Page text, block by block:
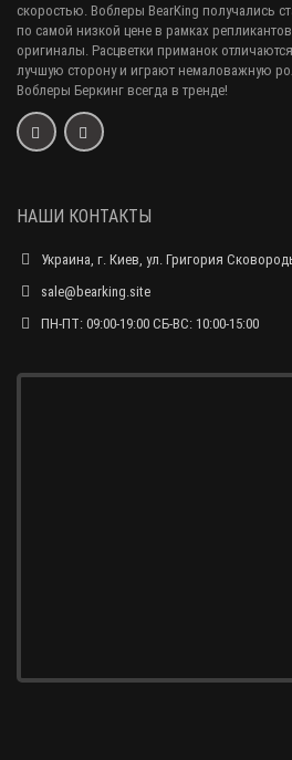
скоростью. Воблеры BearKing получались
по самой низкой цене в рамках
оригиналы. Расцветки приманок
лучшую сторону и играют немаловажную
Воблеры Беркинг всегда в тренде!
НАШИ КОНТАКТЫ
Украина, г. Киев, ул. Григория
sale@bearking.site
ПН-ПТ: 09:00-19:00 СБ-ВС: 10:00-15:00